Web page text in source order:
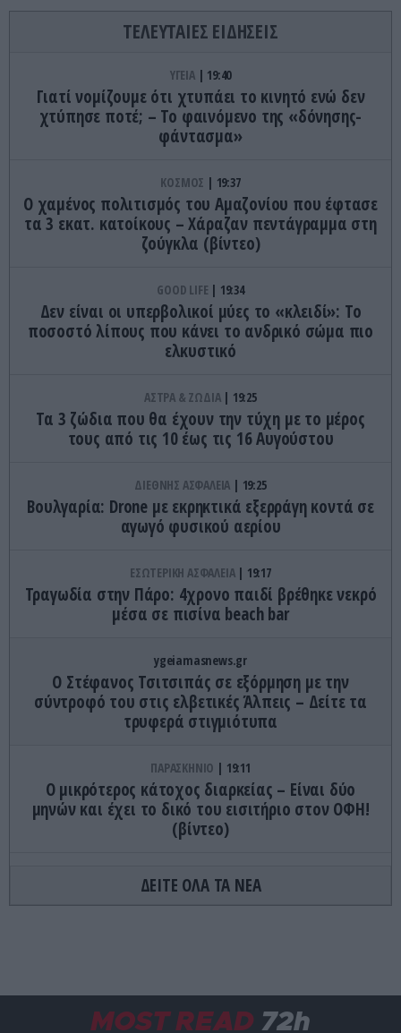
ΤΕΛΕΥΤΑΙΕΣ ΕΙΔΗΣΕΙΣ
ΥΓΕΙΑ 19:40
Γιατί νομίζουμε ότι χτυπάει το κινητό ενώ δεν
χτύπησε ποτέ; – Το φαινόμενο της «δόνησης-
φάντασμα»
ΚΟΣΜΟΣ 19:37
Ο χαμένος πολιτισμός του Αμαζονίου που έφτασε
τα 3 εκατ. κατοίκους – Χάραζαν πεντάγραμμα στη
ζούγκλα (βίντεο)
GOOD LIFE 19:34
Δεν είναι οι υπερβολικοί μύες το «κλειδί»: Το
ποσοστό λίπους που κάνει το ανδρικό σώμα πιο
ελκυστικό
ΑΣΤΡΑ & ΖΩΔΙΑ 19:25
Τα 3 ζώδια που θα έχουν την τύχη με το μέρος
τους από τις 10 έως τις 16 Αυγούστου
ΔΙΕΘΝΗΣ ΑΣΦΑΛΕΙΑ 19:25
Βουλγαρία: Drone με εκρηκτικά εξερράγη κοντά σε
αγωγό φυσικού αερίου
ΕΣΩΤΕΡΙΚΗ ΑΣΦΑΛΕΙΑ 19:17
Τραγωδία στην Πάρο: 4χρονο παιδί βρέθηκε νεκρό
μέσα σε πισίνα beach bar
ygeiamasnews.gr
Ο Στέφανος Τσιτσιπάς σε εξόρμηση με την
σύντροφό του στις ελβετικές Άλπεις – Δείτε τα
τρυφερά στιγμιότυπα
ΠΑΡΑΣΚΗΝΙΟ 19:11
Ο μικρότερος κάτοχος διαρκείας – Είναι δύο
μηνών και έχει το δικό του εισιτήριο στον ΟΦΗ!
(βίντεο)
GOOD LIFE 19:07
Το μυστηριώδες γράμμα στις ετικέτες των ρούχων
ΔΕΙΤΕ ΟΛΑ ΤΑ ΝΕΑ
MOST READ 72h